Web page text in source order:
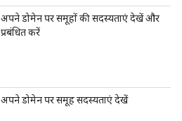
अपने डोमेन पर समूहों की सदस्यताएं देखें और
प्रबंधित करें
अपने डोमेन पर समूह सदस्यताएं देखें